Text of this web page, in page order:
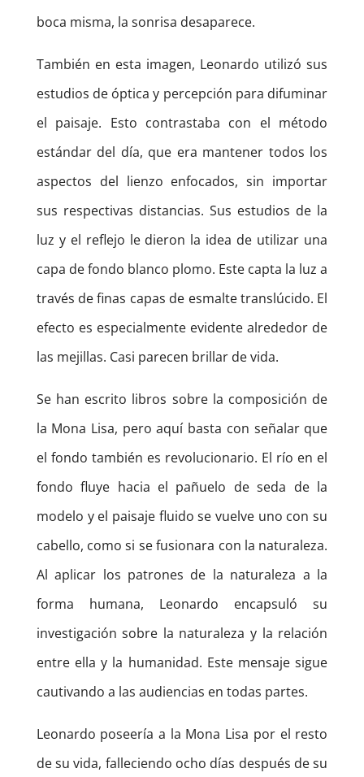
boca misma, la sonrisa desaparece.
También en esta imagen, Leonardo utilizó sus
estudios de óptica y percepción para difuminar
el paisaje. Esto contrastaba con el método
estándar del día, que era mantener todos los
aspectos del lienzo enfocados, sin importar
sus respectivas distancias. Sus estudios de la
luz y el reflejo le dieron la idea de utilizar una
capa de fondo blanco plomo. Este capta la luz a
través de finas capas de esmalte translúcido. El
efecto es especialmente evidente alrededor de
las mejillas. Casi parecen brillar de vida.
Se han escrito libros sobre la composición de
la Mona Lisa, pero aquí basta con señalar que
el fondo también es revolucionario. El río en el
fondo fluye hacia el pañuelo de seda de la
modelo y el paisaje fluido se vuelve uno con su
cabello, como si se fusionara con la naturaleza.
Al aplicar los patrones de la naturaleza a la
forma humana, Leonardo encapsuló su
investigación sobre la naturaleza y la relación
entre ella y la humanidad. Este mensaje sigue
cautivando a las audiencias en todas partes.
Leonardo poseería a la Mona Lisa por el resto
de su vida, falleciendo ocho días después de su